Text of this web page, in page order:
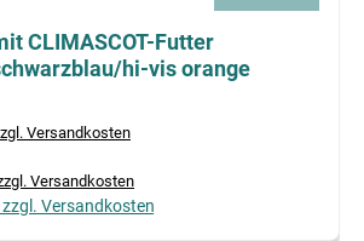
CLIMASCOT-Futter
hi-vis orange
Versandkosten
Versandkosten
Versandkosten